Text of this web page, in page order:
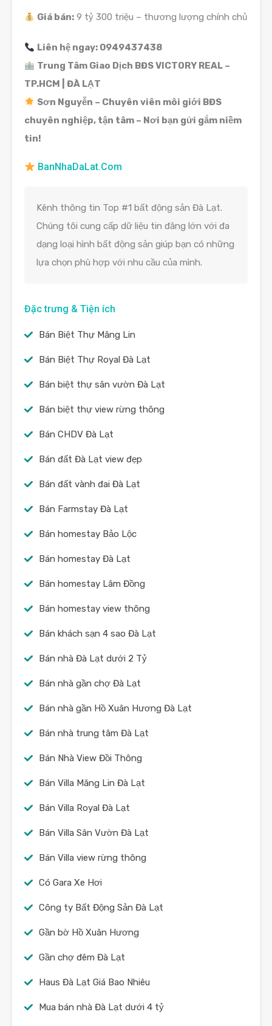
Giá bán: 9 tỷ 300 triệu – thương lượng chính chủ
Liên hệ ngay: 0949437438
Trung Tâm Giao Dịch BĐS VICTORY REAL –
TP.HCM | ĐÀ LẠT
Sơn Nguyễn – Chuyên viên môi giới BĐS
chuyên nghiệp, tận tâm – Nơi bạn gửi gắm niềm
tin!
BanNhaDaLat.Com
Kênh thông tin Top #1 bất động sản Đà Lạt.
Chúng tôi cung cấp dữ liệu tin đăng lớn với đa
dạng loại hình bất động sản giúp bạn có những
lựa chọn phù hợp với nhu cầu của mình.
Đặc trưng & Tiện ích
Bán Biệt Thự Măng Lin
Bán Biệt Thự Royal Đà Lạt
Bán biệt thự sân vườn Đà Lạt
Bán biệt thự view rừng thông
Bán CHDV Đà Lạt
Bán đất Đà Lạt view đẹp
Bán đất vành đai Đà Lạt
Bán Farmstay Đà Lạt
Bán homestay Bảo Lộc
Bán homestay Đà Lạt
Bán homestay Lâm Đồng
Bán homestay view thông
Bán khách sạn 4 sao Đà Lạt
Bán nhà Đà Lạt dưới 2 Tỷ
Bán nhà gần chợ Đà Lạt
Bán nhà gần Hồ Xuân Hương Đà Lạt
Bán nhà trung tâm Đà Lạt
Bán Nhà View Đồi Thông
Bán Villa Măng Lin Đà Lạt
Bán Villa Royal Đà Lạt
Bán Villa Sân Vườn Đà Lạt
Bán Villa view rừng thông
Có Gara Xe Hơi
Công ty Bất Động Sản Đà Lạt
Gần bờ Hồ Xuân Hương
Gần chợ đêm Đà Lạt
Haus Đà Lạt Giá Bao Nhiêu
Mua bán nhà Đà Lạt dưới 4 tỷ